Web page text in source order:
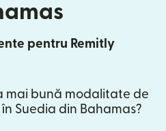
pentru Remitly
mai bună modalitate de
Suedia din Bahamas?